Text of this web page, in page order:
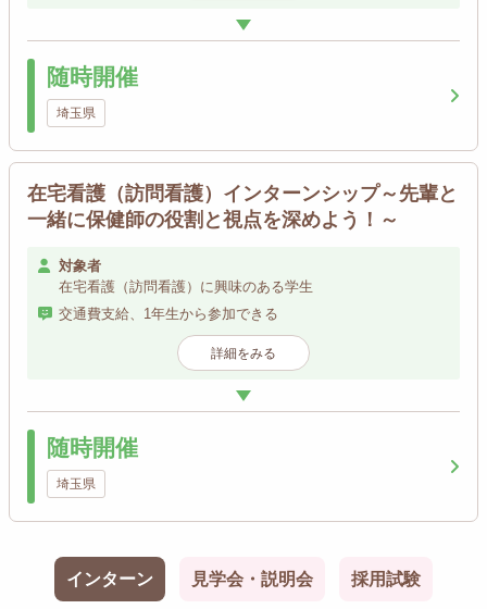
随時開催
埼玉県
在宅看護（訪問看護）インターンシップ～先輩と
一緒に保健師の役割と視点を深めよう！～
対象者
在宅看護（訪問看護）に興味のある学生
交通費支給、1年生から参加できる
詳細をみる
随時開催
埼玉県
インターン 見学会・説明会 採用試験